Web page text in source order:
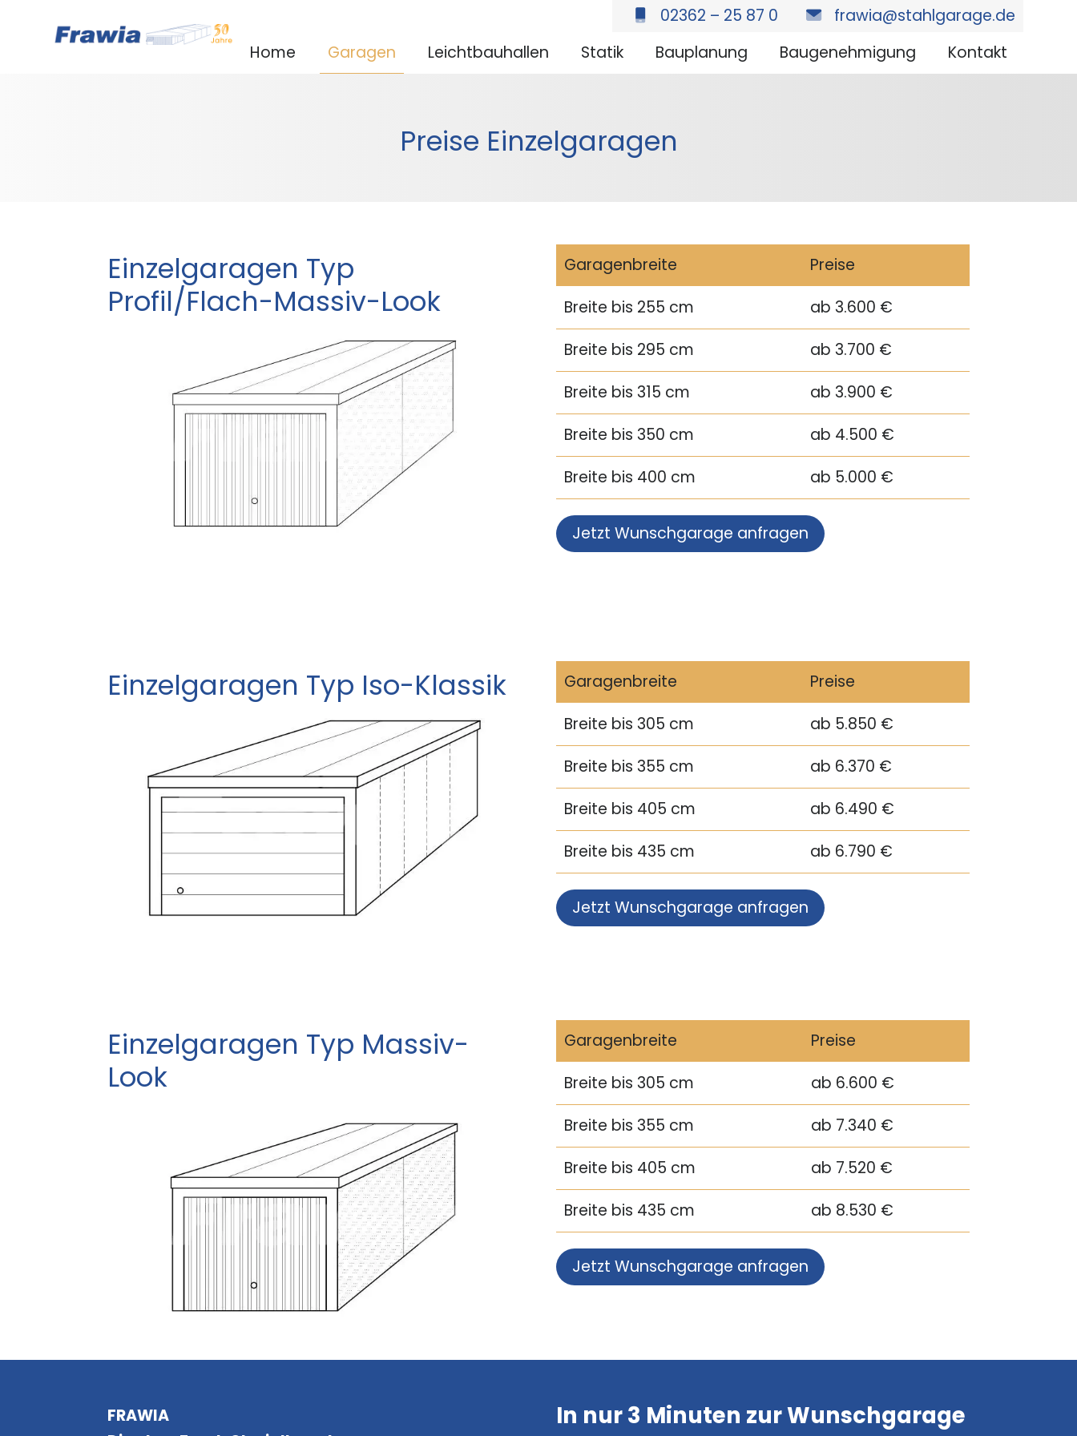
02362 – 25 87 0
frawia@stahlgarage.de
Home
Garagen Leichtbauhallen Statik Bauplanung Baugenehmigung Kontakt
Preise Einzelgaragen
Einzelgaragen Typ
Profil/Flach-Massiv-Look
Garagenbreite
Preise
Breite bis 255 cm
ab 3.600 €
Breite bis 295 cm
ab 3.700 €
Breite bis 315 cm
ab 3.900 €
Breite bis 350 cm
ab 4.500 €
Breite bis 400 cm
ab 5.000 €
Jetzt Wunschgarage anfragen
Einzelgaragen Typ Iso-Klassik Garagenbreite
Preise
Breite bis 305 cm
ab 5.850 €
Breite bis 355 cm
ab 6.370 €
Breite bis 405 cm
ab 6.490 €
Breite bis 435 cm
ab 6.790 €
Jetzt Wunschgarage anfragen
Einzelgaragen Typ Massiv-
Look
Garagenbreite
Preise
Breite bis 305 cm
ab 6.600 €
Breite bis 355 cm
ab 7.340 €
Breite bis 405 cm
ab 7.520 €
Breite bis 435 cm
ab 8.530 €
Jetzt Wunschgarage anfragen
FRAWIA
In nur 3 Minuten zur Wunschgarage